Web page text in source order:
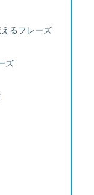
るフレーズ
ズ